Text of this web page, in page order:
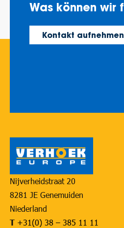
Was können wir
Kontakt aufnehmen
Nijverheidstraat 20
8281 JE Genemuiden
Niederland
T +31(0) 38 – 385 11 11